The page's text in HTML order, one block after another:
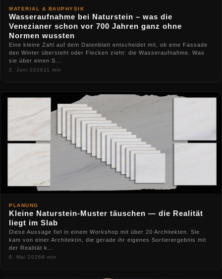
MATERIAL & BAUPHYSIK
Wasseraufnahme bei Naturstein – was die
Venezianer schon vor 700 Jahren ganz ohne
Normen wussten
Eine kleine Zahl auf dem Datenblatt entscheidet mit, ob eine Fassade
den Winter übersteht oder Flecken zieht: die Wasseraufnahme. Was
sie über einen S...
2. Juni 2026 11 min
PLANUNG
Kleine Naturstein-Muster täuschen — die Realität
liegt im Slab
Diese Aussage fiel in einem Workshop mit über 20 Architekten. Sie
kam von einer Architektin, die gerade ihr eigenes Sortierergebnis mit
der Realität k...
8. Mai 20266 min